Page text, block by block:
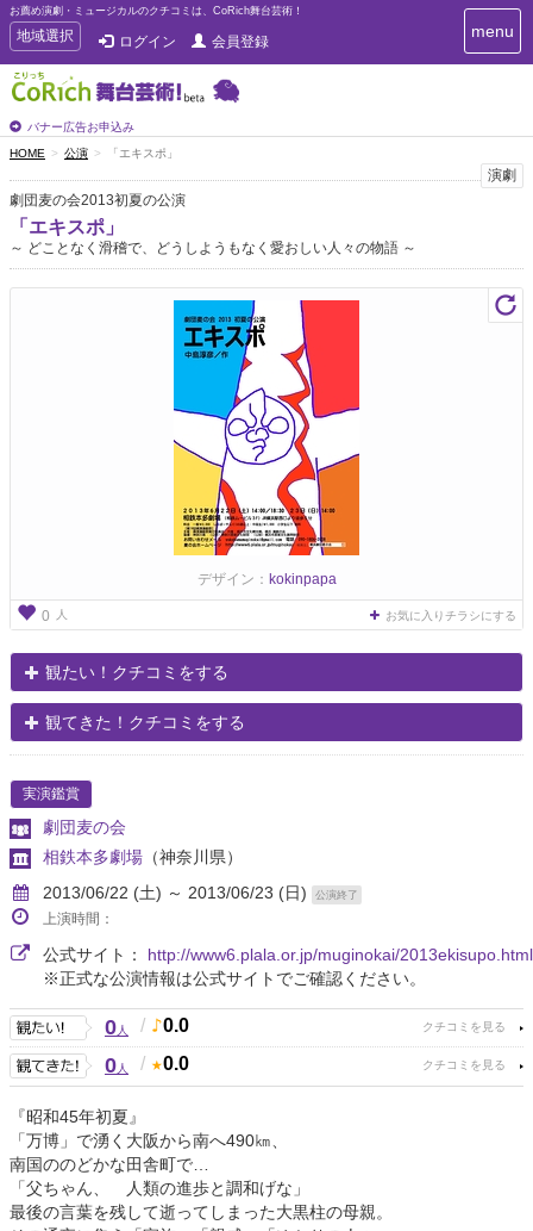
お薦め演劇・ミュージカルのクチコミは、CoRich舞台芸術！
T
o
g
g
e
n
a
v
地域選択 ログイン 会員登録
バナー広告お申込み
T
o
g
a
menu
HOME 公演 「エキスポ」
演劇
劇団麦の会2013初夏の公演
「エキスポ」
～ どことなく滑稽で、どうしようもなく愛おしい人々の物語 ～
デザイン： kokinpapa
0 人 お気に入りチラシにする
観たい！クチコミをする
観てきた！クチコミをする
実演鑑賞
劇団麦の会
相鉄本多劇場 （神奈川県）
2013/06/22 (土) ～ 2013/06/23 (日)
公演終了
上演時間：
公式サイト： http://www6.plala.or.jp/muginokai/2013ekisupo.html
※正式な公演情報は公式サイトでご確認ください。
0人 / 0.0
0人 / 0.0
『昭和45年初夏』
「万博」で湧く大阪から南へ490㎞、
南国ののどかな田舎町で…
「父ちゃん、 人類の進歩と調和げな」
最後の言葉を残して逝ってしまった大黒柱の母親。